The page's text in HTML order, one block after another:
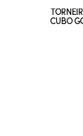
CUBO